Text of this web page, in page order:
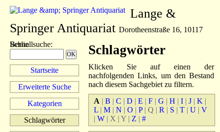
Lange &
Springer Antiquariat Dorotheenstraße 16, 10117
Berlin
Schnellsuche:
Startseite
Erweiterte Suche
Kategorien
Schlagwörter
Schlagwörter
Klicken Sie auf einen der
nachfolgenden Links, um den Bestand
nach diesem Sachgebiet zu filtern.
A | B | C | D | E | F | G | H | I | J | K |
L | M | N | O | P| Q | R | S | T | U | V
| W | X | Y | Z | #